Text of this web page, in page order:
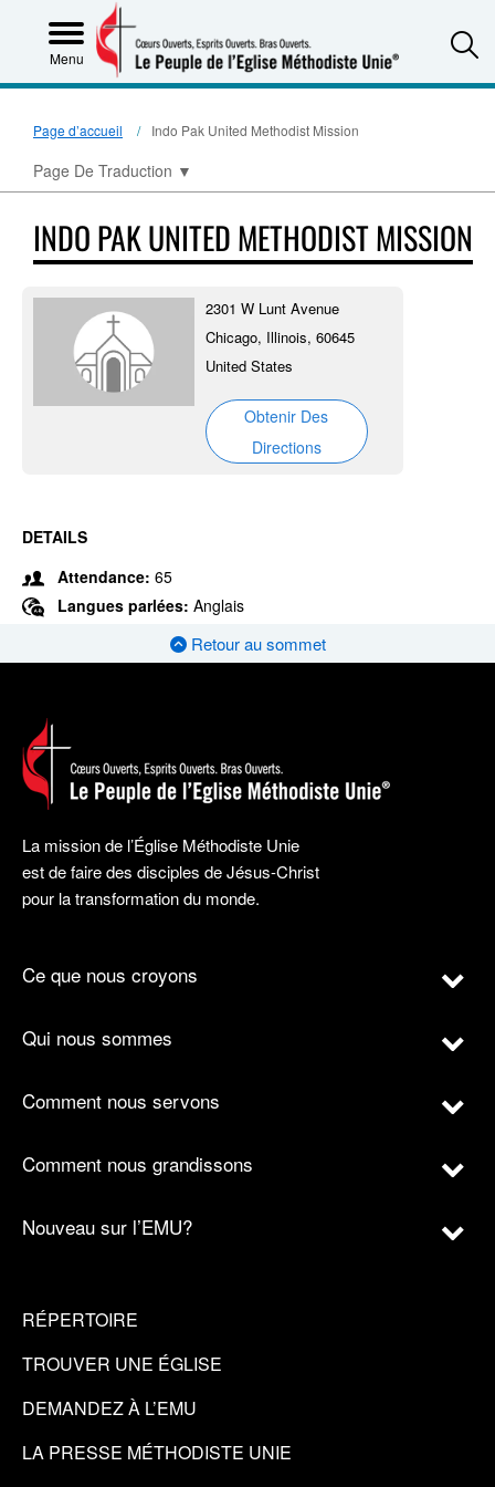
Menu
Page d’accueil Indo Pak United Methodist Mission
Page De Traduction ▼
INDO PAK UNITED METHODIST MISSION
2301 W Lunt Avenue
Chicago, Illinois, 60645
United States
Obtenir Des
Directions
DETAILS
Attendance: 65
Langues parlées: Anglais
Retour au sommet
La mission de l’Église Méthodiste Unie
est de faire des disciples de Jésus-Christ
pour la transformation du monde.
Ce que nous croyons
Qui nous sommes
Comment nous servons
Comment nous grandissons
Nouveau sur l’EMU?
RÉPERTOIRE
TROUVER UNE ÉGLISE
DEMANDEZ À L’EMU
LA PRESSE MÉTHODISTE UNIE